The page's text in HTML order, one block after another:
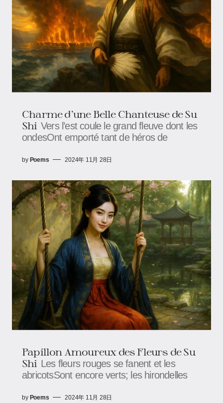
Charme d’une Belle Chanteuse de Su
Shi Vers l’est coule le grand fleuve dont les
ondesOnt emporté tant de héros de
by Poems 2024年 11月 28日
Papillon Amoureux des Fleurs de Su
Shi Les fleurs rouges se fanent et les
abricotsSont encore verts; les hirondelles
by Poems 2024年 11月 28日